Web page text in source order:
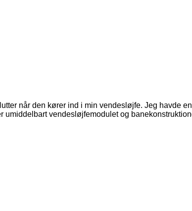
når den kører ind i min vendesløjfe. Jeg havde
vendesløjfemodulet og